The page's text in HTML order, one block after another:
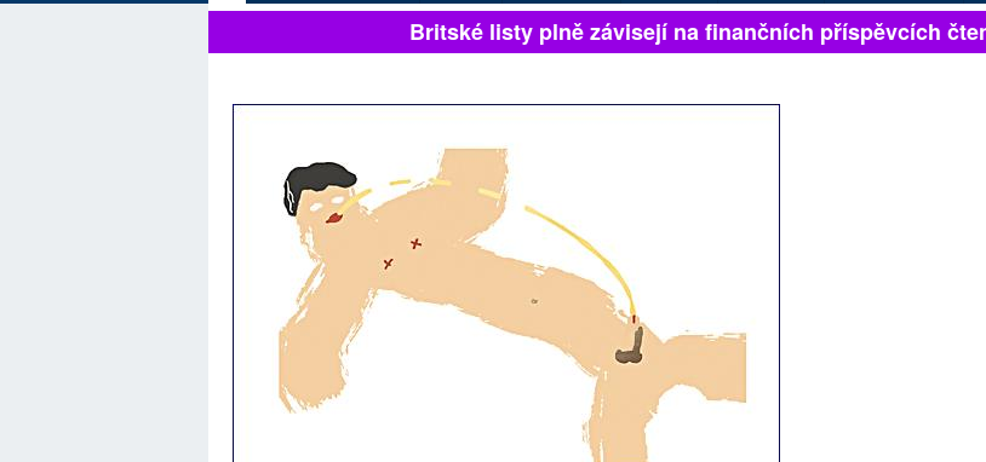
Britské listy plně závisejí na finančních příspěvcích